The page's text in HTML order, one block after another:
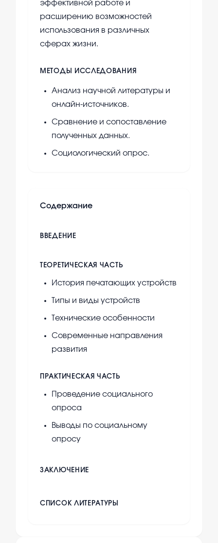
эффективной работе и
расширению возможностей
использования в различных
сферах жизни.
МЕТОДЫ ИССЛЕДОВАНИЯ
Анализ научной литературы и
онлайн-источников.
Сравнение и сопоставление
полученных данных.
Социологический опрос.
Содержание
ВВЕДЕНИЕ
ТЕОРЕТИЧЕСКАЯ ЧАСТЬ
История печатающих устройств
Типы и виды устройств
Технические особенности
Современные направления
развития
ПРАКТИЧЕСКАЯ ЧАСТЬ
Проведение социального
опроса
Выводы по социальному
опросу
ЗАКЛЮЧЕНИЕ
СПИСОК ЛИТЕРАТУРЫ